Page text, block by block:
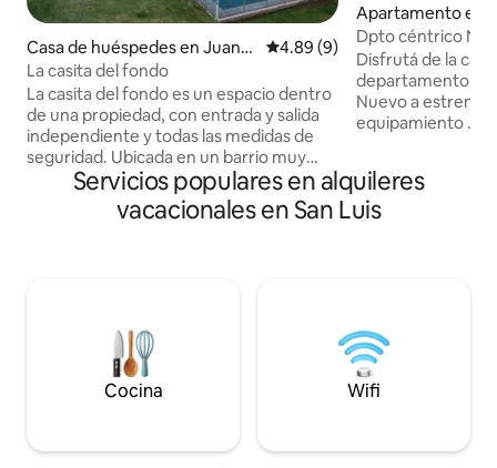
Casa de huéspedes en Juan
Martín de Pueyrredón
Calificación promedio: 4.89
4.89 (9)
La casita del fondo
La casita del fondo es un espacio dentro
de una propiedad, con entrada y salida
independiente y todas las medidas de
seguridad. Ubicada en un barrio muy
tranquilo en la ciudad de Juana Koslay,
divertida. El lugar es espacioso con
15 minutos de Potrero de los Funes y 20
minutos de la ciudad de San Luis.
Apartamento en
Dpto céntrico
Disfrutá de la
departamento
Nuevo a estrenar al
equipamiento .
de 3 ambientes:
sommier queen
microondas.
Servicios populares en alquileres
vacacionales en San Luis
Cocina Wifi